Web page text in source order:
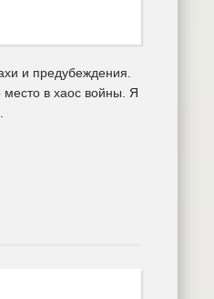
и предубеждения.
в хаос войны. Я